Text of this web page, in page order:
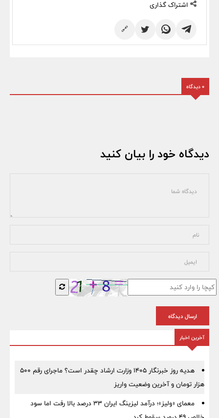
اشتراک گذاری
🔗
0 دیدگاه
دیدگاه خود را بیان کنید
ارسال دیدگاه
آخرین اخبار
هدیه روز خبرنگار ۱۴۰۵ وزارت ارشاد چقدر است؟ ماجرای رقم ۵۰۰
هزار تومان و آخرین وضعیت واریز
معمای «ولیز»؛ درآمد لیزینگ ایران ۳۳ درصد بالا رفت اما سود